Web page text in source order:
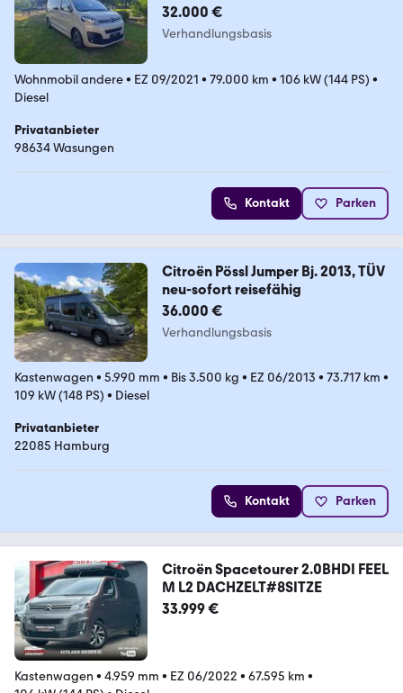
32.000 €
Verhandlungsbasis
Wohnmobil andere• EZ 09/2021 • 79.000 km • 106 kW (144 PS) •
Diesel
Privatanbieter
98634 Wasungen
Kontakt Parken
Citroën Pössl Jumper Bj. 2013, TÜV
neu-sofort reisefähig
36.000 €
Verhandlungsbasis
Kastenwagen • 5.990 mm • Bis 3.500 kg • EZ 06/2013 • 73.717 km •
109 kW (148 PS) • Diesel
Privatanbieter
22085 Hamburg
Kontakt Parken
Citroën Spacetourer 2.0BHDI FEEL
M L2 DACHZELT#8SITZE
33.999 €
Kastenwagen • 4.959 mm • EZ 06/2022 • 67.595 km •